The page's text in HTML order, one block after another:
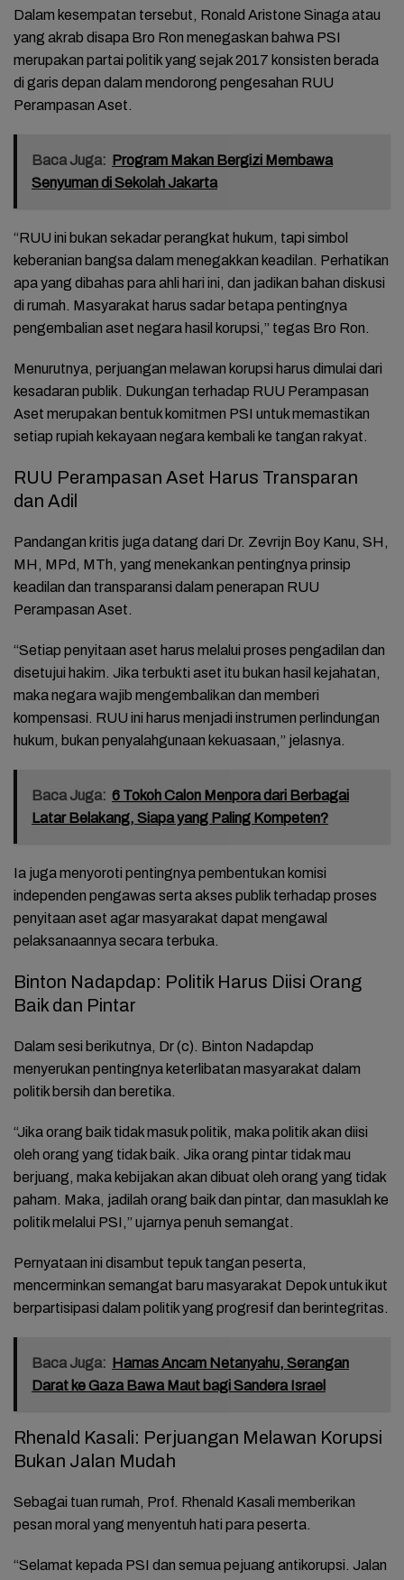
Dalam kesempatan tersebut, Ronald Aristone Sinaga atau
yang akrab disapa Bro Ron menegaskan bahwa PSI
merupakan partai politik yang sejak 2017 konsisten berada
di garis depan dalam mendorong pengesahan RUU
Perampasan Aset.
Baca Juga: Program Makan Bergizi Membawa
Senyuman di Sekolah Jakarta
“RUU ini bukan sekadar perangkat hukum, tapi simbol
keberanian bangsa dalam menegakkan keadilan. Perhatikan
apa yang dibahas para ahli hari ini, dan jadikan bahan diskusi
di rumah. Masyarakat harus sadar betapa pentingnya
pengembalian aset negara hasil korupsi,” tegas Bro Ron.
Menurutnya, perjuangan melawan korupsi harus dimulai dari
kesadaran publik. Dukungan terhadap RUU Perampasan
Aset merupakan bentuk komitmen PSI untuk memastikan
setiap rupiah kekayaan negara kembali ke tangan rakyat.
RUU Perampasan Aset Harus Transparan
dan Adil
Pandangan kritis juga datang dari Dr. Zevrijn Boy Kanu, SH,
MH, MPd, MTh, yang menekankan pentingnya prinsip
keadilan dan transparansi dalam penerapan RUU
Perampasan Aset.
“Setiap penyitaan aset harus melalui proses pengadilan dan
disetujui hakim. Jika terbukti aset itu bukan hasil kejahatan,
maka negara wajib mengembalikan dan memberi
kompensasi. RUU ini harus menjadi instrumen perlindungan
hukum, bukan penyalahgunaan kekuasaan,” jelasnya.
Baca Juga: 6 Tokoh Calon Menpora dari Berbagai
Latar Belakang, Siapa yang Paling Kompeten?
Ia juga menyoroti pentingnya pembentukan komisi
independen pengawas serta akses publik terhadap proses
penyitaan aset agar masyarakat dapat mengawal
pelaksanaannya secara terbuka.
Binton Nadapdap: Politik Harus Diisi Orang
Baik dan Pintar
Dalam sesi berikutnya, Dr (c). Binton Nadapdap
menyerukan pentingnya keterlibatan masyarakat dalam
politik bersih dan beretika.
“Jika orang baik tidak masuk politik, maka politik akan diisi
oleh orang yang tidak baik. Jika orang pintar tidak mau
berjuang, maka kebijakan akan dibuat oleh orang yang tidak
paham. Maka, jadilah orang baik dan pintar, dan masuklah ke
politik melalui PSI,” ujarnya penuh semangat.
Pernyataan ini disambut tepuk tangan peserta,
mencerminkan semangat baru masyarakat Depok untuk ikut
berpartisipasi dalam politik yang progresif dan berintegritas.
Baca Juga: Hamas Ancam Netanyahu, Serangan
Darat ke Gaza Bawa Maut bagi Sandera Israel
Rhenald Kasali: Perjuangan Melawan Korupsi
Bukan Jalan Mudah
Sebagai tuan rumah, Prof. Rhenald Kasali memberikan
pesan moral yang menyentuh hati para peserta.
“Selamat kepada PSI dan semua pejuang antikorupsi. Jalan